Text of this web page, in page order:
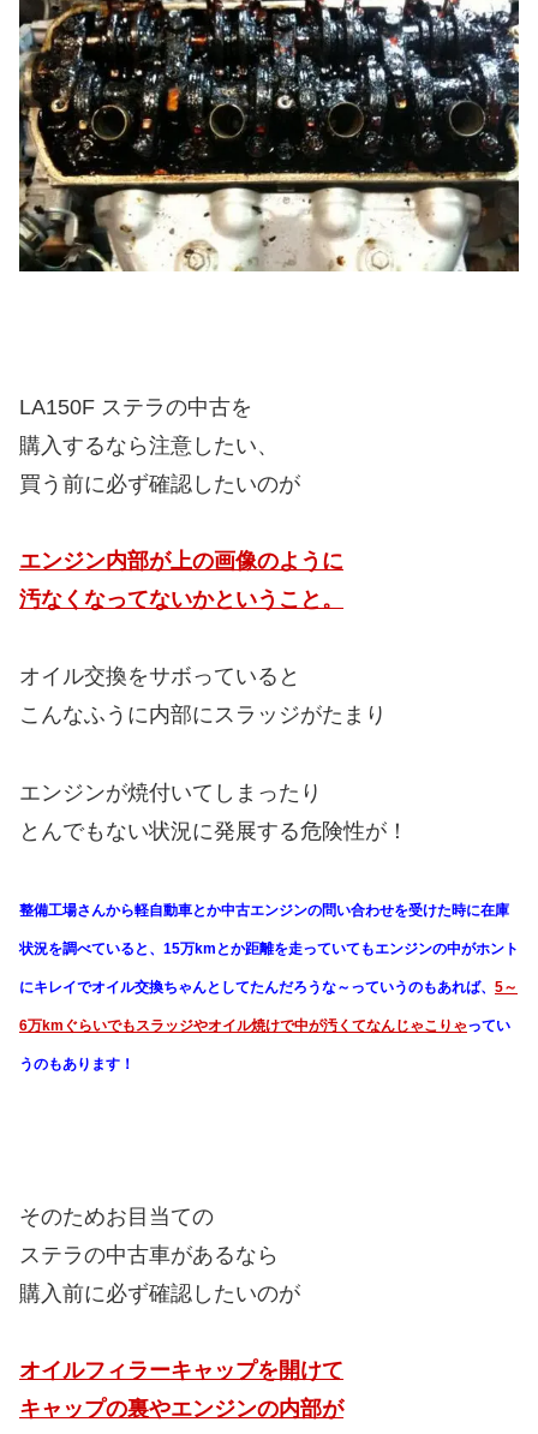
LA150F ステラの中古を
購入するなら注意したい、
買う前に必ず確認したいのが
エンジン内部が上の画像のように
汚なくなってないかということ。
オイル交換をサボっていると
こんなふうに内部にスラッジがたまり
エンジンが焼付いてしまったり
とんでもない状況に発展する危険性が！
整備工場さんから軽自動車とか中古エンジンの問い合わせを受けた時に在庫
状況を調べていると、15万kmとか距離を走っていてもエンジンの中がホント
にキレイでオイル交換ちゃんとしてたんだろうな～っていうのもあれば、 5～
6万kmぐらいでもスラッジやオイル焼けで中が汚くてなんじゃこりゃってい
うのもあります！
そのためお目当ての
ステラの中古車があるなら
購入前に必ず確認したいのが
オイルフィラーキャップを開けて
キャップの裏やエンジンの内部が